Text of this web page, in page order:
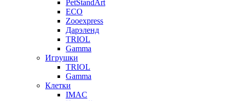
PetStandArt
ECO
Zooexpress
Дарэленд
TRIOL
Gamma
Игрушки
TRIOL
Gamma
Клетки
IMAC